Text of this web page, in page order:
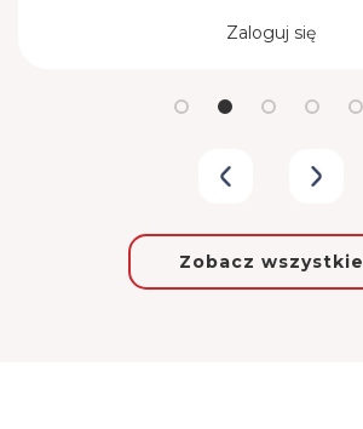
Zaloguj się
Zobacz wszystkie